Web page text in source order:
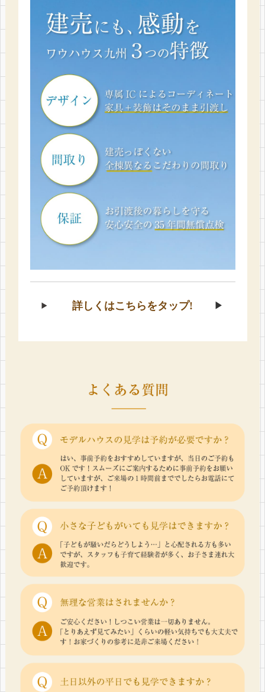
詳しくはこちらをタップ!